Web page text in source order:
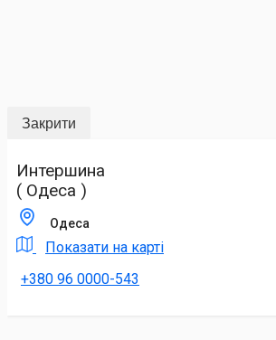
Закрити
Интершина
( Одеса )
Одеса
Показати на карті
+380 96 0000-543